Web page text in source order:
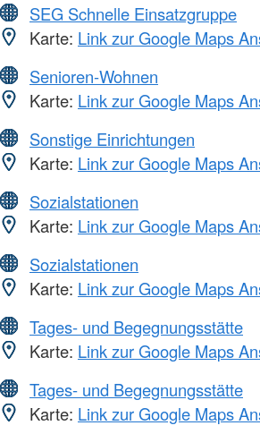
SEG Schnelle Einsatzgruppe
Karte: Link zur Google Maps
Senioren-Wohnen
Karte: Link zur Google Maps
Sonstige Einrichtungen
Karte: Link zur Google Maps
Sozialstationen
Karte: Link zur Google Maps
Sozialstationen
Karte: Link zur Google Maps
Tages- und Begegnungsstätte
Karte: Link zur Google Maps
Tages- und Begegnungsstätte
Karte: Link zur Google Maps